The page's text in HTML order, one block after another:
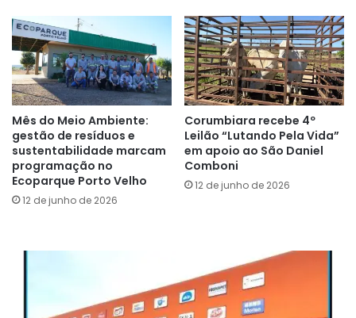
Mês do Meio Ambiente:
gestão de resíduos e
sustentabilidade marcam
programação no
Ecoparque Porto Velho
12 de junho de 2026
Corumbiara recebe 4º
Leilão “Lutando Pela Vida”
em apoio ao São Daniel
Comboni
12 de junho de 2026